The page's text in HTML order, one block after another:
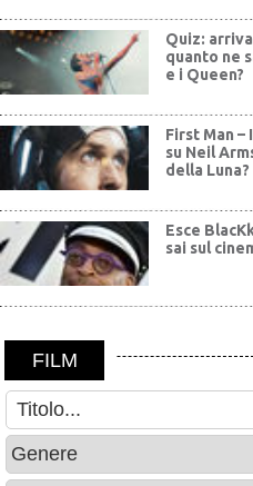
Quiz:
quanto ne
e i Queen?
First Man –
su Neil
della Luna?
Esce
sai sul